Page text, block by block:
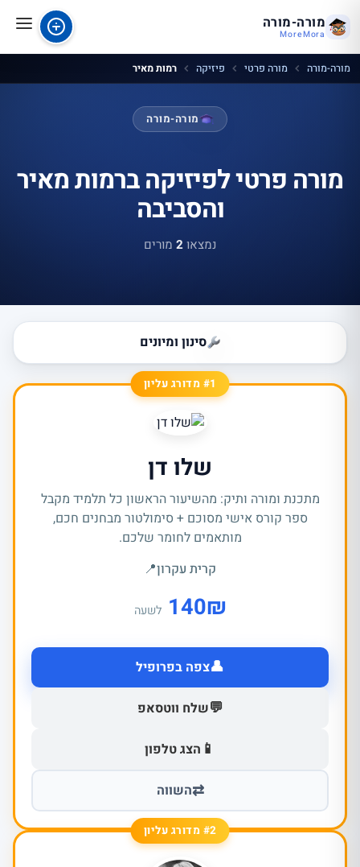
מורה-מורה
MoreMora
מורה-מורה מורה פרטי פיזיקה רמות מאיר
מורה-מורה
מורה פרטי לפיזיקה ברמות מאיר
והסביבה
נמצאו2 מורים
סינון ומיונים
#1 מדורג עליון
שלו דן
מתכנת ומורה ותיק: מהשיעור הראשון כל תלמיד מקבל
ספר קורס אישי מסוכם + סימולטור מבחנים חכם,
מותאמים לחומר שלכם.
קרית עקרון📍
₪
140 לשעה
👤צפה בפרופיל
💬שלח ווטסאפ
📱 הצג טלפון
⇄השווה
#2 מדורג עליון